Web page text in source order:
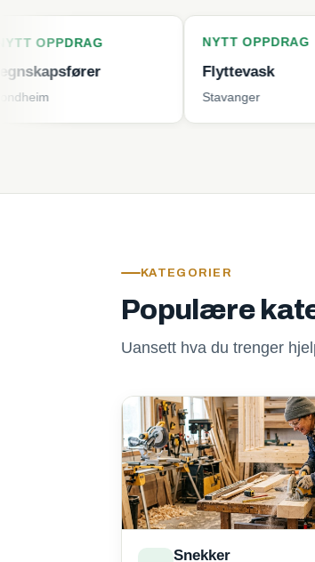
NYTT OPPDRAG
KATEGORIER
Populære
Uansett hva du trenger
Snekker